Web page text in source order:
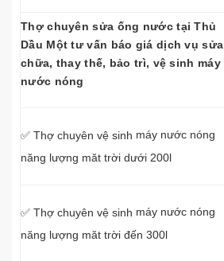
Thợ chuyên sửa ống nước tại Thủ
Dầu Một tư vấn báo giá dịch vụ sửa
chữa, thay thế, bảo trì, vệ sinh máy
nước nóng
✅ Thợ chuyên vệ sinh máy nước nóng
năng lượng măt trời dưới 200l
✅ Thợ chuyên vệ sinh máy nước nóng
năng lượng măt trời đến 300l